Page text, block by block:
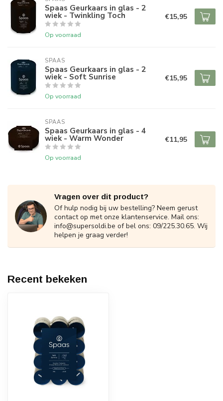
Spaas Geurkaars in glas - 2
wiek - Twinkling Toch
Op voorraad
€15,95
SPAAS
Spaas Geurkaars in glas - 2
wiek - Soft Sunrise
Op voorraad
€15,95
SPAAS
Spaas Geurkaars in glas - 4
wiek - Warm Wonder
Op voorraad
€11,95
Vragen over dit product?
Of hulp nodig bij uw bestelling? Neem gerust
contact op met onze klantenservice. Mail ons:
info@supersoldi.be of bel ons: 09/225.30.65. Wij
helpen je graag verder!
Recent bekeken